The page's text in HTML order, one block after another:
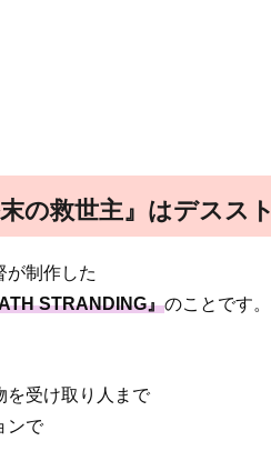
の救世主』はデスス
が制作した
STRANDING』のことです。
を受け取り人まで
ンで